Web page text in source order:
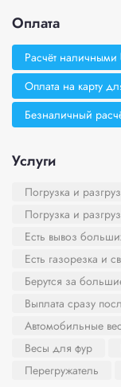
Оплата
Расчёт наличными
Оплата на карту
Безналичный
Услуги
Погрузка и
Погрузка и
Есть вывоз
Есть газорезка и
Берутся за
Выплата сразу
Автомобильные
Весы для фур
Перегружатель